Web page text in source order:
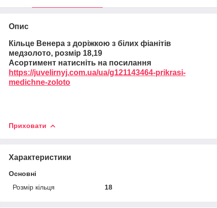
Опис
Кільце Венера з доріжкою з білих фіанітів
медзолото, розмір 18,19
Асортимент натисніть на посилання
https://juvelirnyj.com.ua/ua/g121143464-prikrasi-
medichne-zoloto
Приховати
Характеристики
Основні
Розмір кільця
18